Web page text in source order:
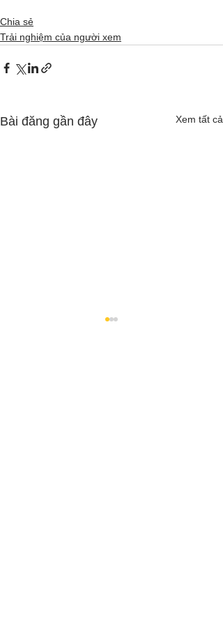
Chia sẻ
Trải nghiệm của người xem
Bài đăng gần đây Xem tất cả